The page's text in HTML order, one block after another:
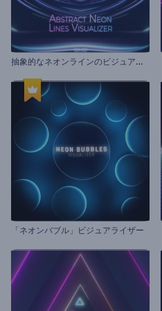
抽
象的なネオンラインのビジュアライザー
「ネオンバブル」ビジュアライザー